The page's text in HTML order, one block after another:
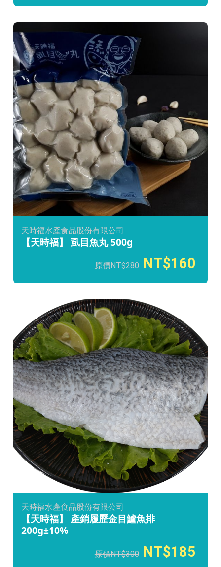
天時福水產食品股份有限公司
【天時福】 虱目魚丸 500g
280 160
天時福水產食品股份有限公司
【天時福】 產銷履歷金目鱸魚排
200g±10%
300 185